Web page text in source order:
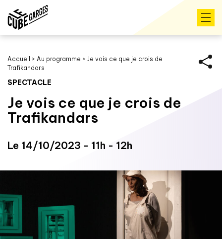
Accueil > Au programme > Je vois ce que je crois de
Trafikandars
SPECTACLE
Je vois ce que je crois de
Trafikandars
Le 14/10/2023 - 11h - 12h